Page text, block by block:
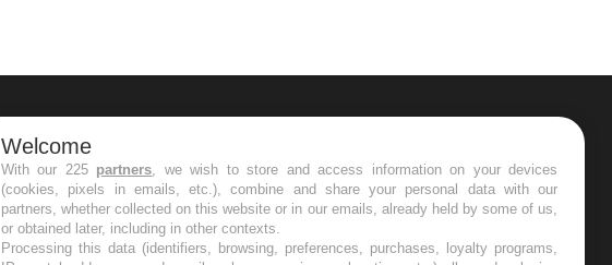
NEWSLETTER
Recevez toutes les semaines les meilleures
infos santé
Welcome
With our 225 partners, we wish to store and access information on your devices
(cookies, pixels in emails, etc.), combine and share your personal data with our
partners, whether collected on this website or in our emails, already held by some of us,
or obtained later, including in other contexts.
Processing this data (identifiers, browsing, preferences, purchases, loyalty programs,